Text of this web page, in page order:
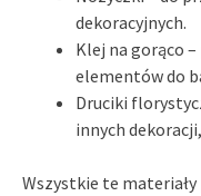
dekoracyjnych.
Klej na gorąco
elementów do
Druciki
innych
Wszystkie te